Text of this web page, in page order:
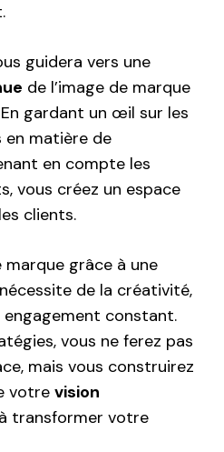
guidera vers une
de l’image de marque
gardant un œil sur les
en matière de
en compte les
vous créez un espace
clients.
marque grâce à une
de la créativité,
engagement constant.
vous ne ferez pas
mais vous construirez
votre vision
transformer votre